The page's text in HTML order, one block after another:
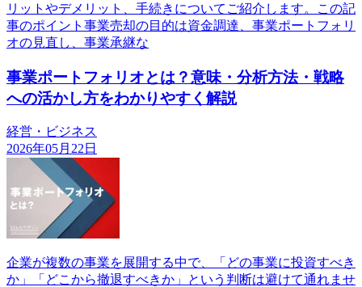
リットやデメリット、手続きについてご紹介します。この記
事のポイント事業売却の目的は資金調達、事業ポートフォリ
オの見直し、事業承継な
事業ポートフォリオとは？意味・分析方法・戦略
への活かし方をわかりやすく解説
経営・ビジネス
2026年05月22日
企業が複数の事業を展開する中で、「どの事業に投資すべき
か」「どこから撤退すべきか」という判断は避けて通れませ